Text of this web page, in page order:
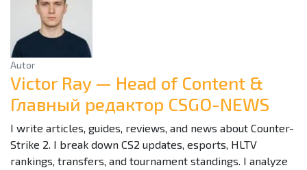
Autor
Victor Ray — Head of Content &
Главный редактор CSGO-NEWS
I write articles, guides, reviews, and news about Counter-
Strike 2. I break down CS2 updates, esports, HLTV
rankings, transfers, and tournament standings. I analyze